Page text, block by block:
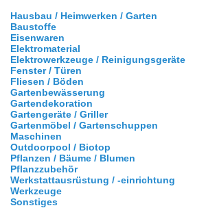
Hausbau / Heimwerken / Garten
Baustoffe
Eisenwaren
Elektromaterial
Elektrowerkzeuge / Reinigungsgeräte
Fenster / Türen
Fliesen / Böden
Gartenbewässerung
Gartendekoration
Gartengeräte / Griller
Gartenmöbel / Gartenschuppen
Maschinen
Outdoorpool / Biotop
Pflanzen / Bäume / Blumen
Pflanzzubehör
Werkstattausrüstung / -einrichtung
Werkzeuge
Sonstiges